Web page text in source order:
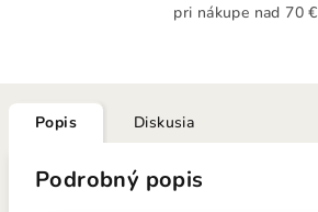
pri nákupe nad 70 €
Popis Diskusia
Podrobný popis